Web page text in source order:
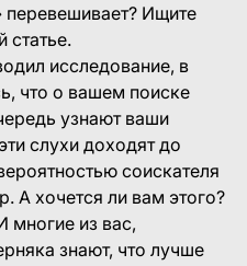
Ищите
статье.
исследование, в
что о вашем поиске
узнают ваши
слухи доходят до
соискателя
А хочется ли вам этого?
многие из вас,
знают, что лучше